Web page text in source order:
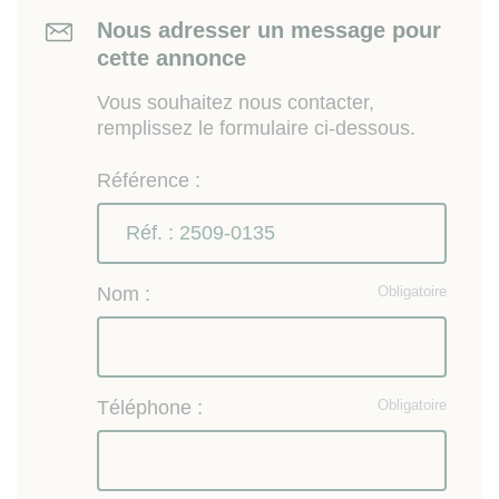
Nous adresser un message pour
cette annonce
Vous souhaitez nous contacter,
remplissez le formulaire ci-dessous.
Référence :
Obligatoire
Nom :
Obligatoire
Téléphone :